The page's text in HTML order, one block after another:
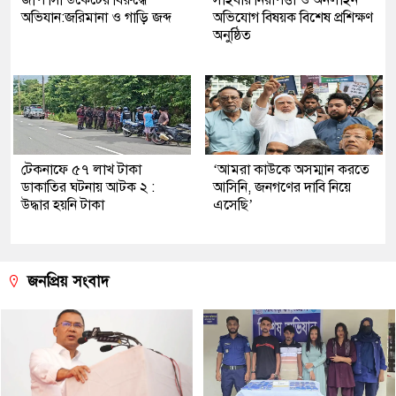
অভিযান:জরিমানা ও গাড়ি জব্দ
অভিযোগ বিষয়ক বিশেষ প্রশিক্ষণ
অনুষ্ঠিত
টেকনাফে ৫৭ লাখ টাকা
ডাকাতির ঘটনায় আটক ২ :
উদ্ধার হয়নি টাকা
‘আমরা কাউকে অসম্মান করতে
আসিনি, জনগণের দাবি নিয়ে
এসেছি’
জনপ্রিয় সংবাদ